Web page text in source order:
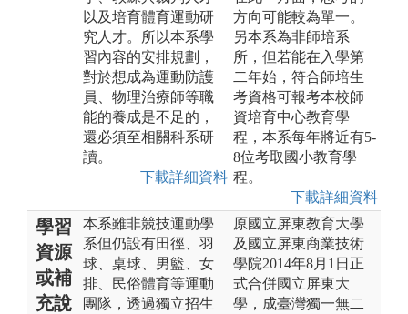
以及培育體育運動研
究人才。所以本系學
習內容的安排規劃，
對於想成為運動防護
員、物理治療師等職
能的養成是不足的，
還必須至相關科系研
讀。
下載詳細資料
方向可能較為單一。
另本系為非師培系
所，但若能在入學第
二年始，符合師培生
考資格可報考本校師
資培育中心教育學
程，本系每年將近有5-
8位考取國小教育學
程。
下載詳細資料
學習
資源
或補
充說
本系雖非競技運動學
系但仍設有田徑、羽
球、桌球、男籃、女
排、民俗體育等運動
團隊，透過獨立招生
原國立屏東教育大學
及國立屏東商業技術
學院2014年8月1日正
式合併國立屏東大
學，成臺灣獨一無二